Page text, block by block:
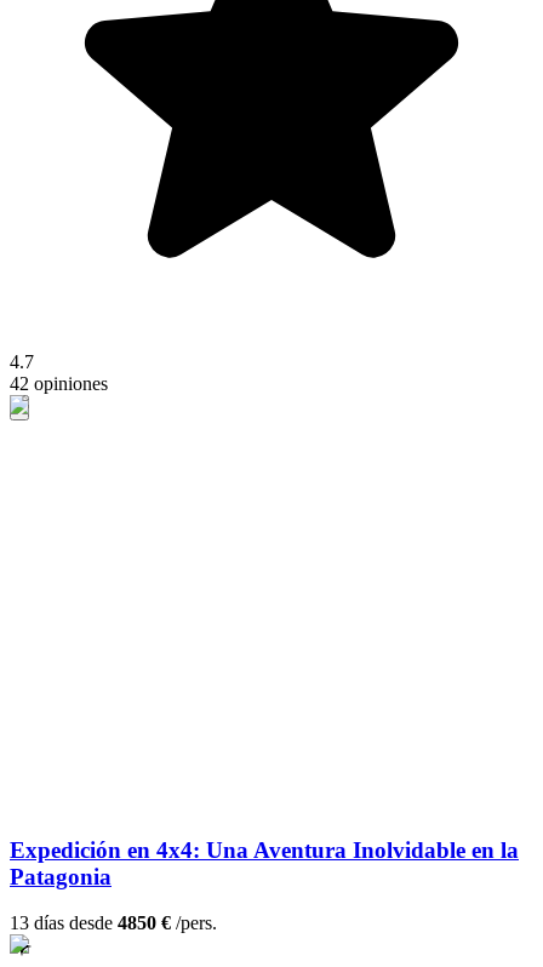
4.7
42 opiniones
Expedición en 4x4: Una Aventura Inolvidable en la
Patagonia
13 días desde 4850 € /pers.